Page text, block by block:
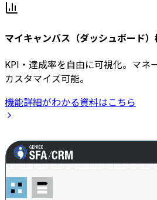
マイキャンバス（ダッシュボード
KPI・達成率を自由に可視化。マネ
カスタマイズ可能。
機能詳細がわかる資料はこちら